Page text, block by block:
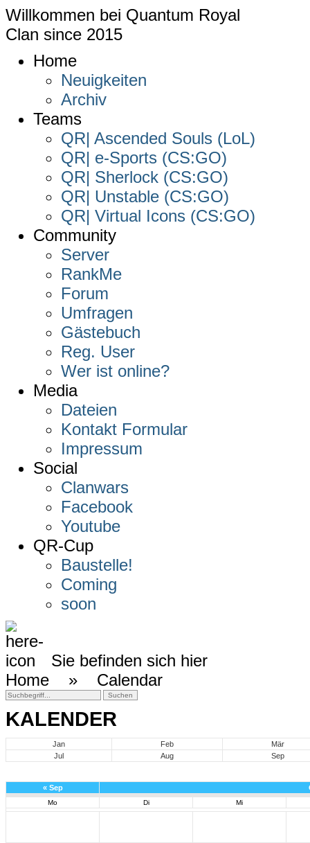
Willkommen bei Quantum Royal
Clan since 2015
Home
Neuigkeiten
Archiv
Teams
QR| Ascended Souls (LoL)
QR| e-Sports (CS:GO)
QR| Sherlock (CS:GO)
QR| Unstable (CS:GO)
QR| Virtual Icons (CS:GO)
Community
Server
RankMe
Forum
Umfragen
Gästebuch
Reg. User
Wer ist online?
Media
Dateien
Kontakt Formular
Impressum
Social
Clanwars
Facebook
Youtube
QR-Cup
Baustelle!
Coming
soon
Sie befinden sich hier
Home » Calendar
KALENDER
Jan Feb
Mär
Jul
Aug Sep
« Sep
Mo Di Mi